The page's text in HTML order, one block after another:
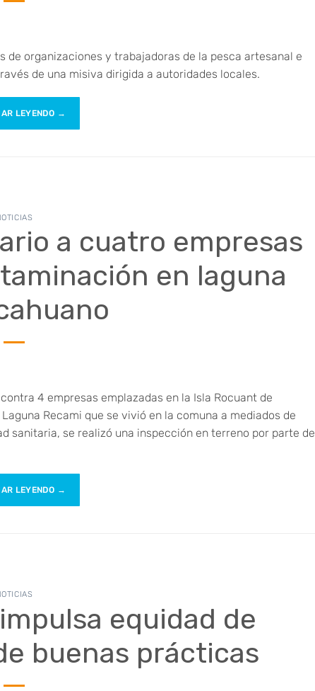
de organizaciones y trabajadoras de la pesca artesanal e
de una misiva dirigida a autoridades locales.
LEYENDO →
a cuatro empresas
en laguna
4 empresas emplazadas en la Isla Rocuant de
Recami que se vivió en la comuna a mediados de
sanitaria, se realizó una inspección en terreno por parte de
LEYENDO →
equidad de
buenas prácticas